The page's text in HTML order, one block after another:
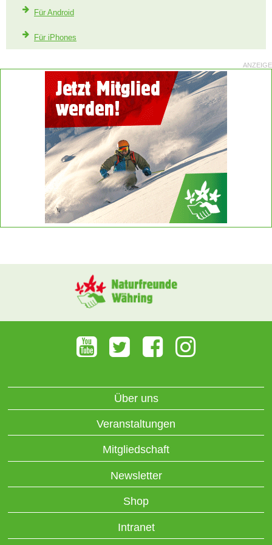
Für Android
Für iPhones
ANZEIGE
Über uns
Veranstaltungen
Mitgliedschaft
Newsletter
Shop
Intranet